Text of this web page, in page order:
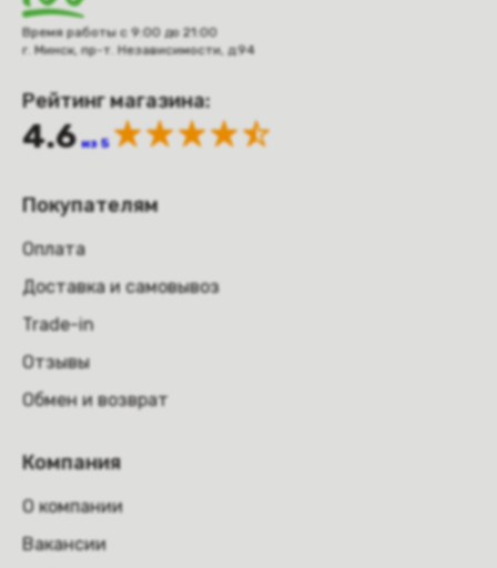
Время работы с 9:00 до 21:00
г. Минск, пр-т. Независимости, д.94
Рейтинг магазина:
4.6 из 5
Покупателям
Оплата
Доставка и самовывоз
Trade-in
Отзывы
Обмен и возврат
Компания
О компании
Вакансии